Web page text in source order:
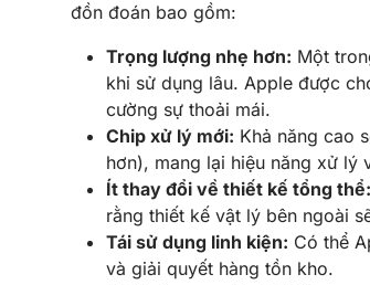
đồn đoán bao gồm:
Trọng lượng nhẹ hơn: Một
khi sử dụng lâu. Apple được
cường sự thoải mái.
Chip xử lý mới: Khả năng cao
hơn), mang lại hiệu năng xử lý
Ít thay đổi về thiết kế tổng thể:
rằng thiết kế vật lý bên ngoài
Tái sử dụng linh kiện: Có thể
và giải quyết hàng tồn kho.